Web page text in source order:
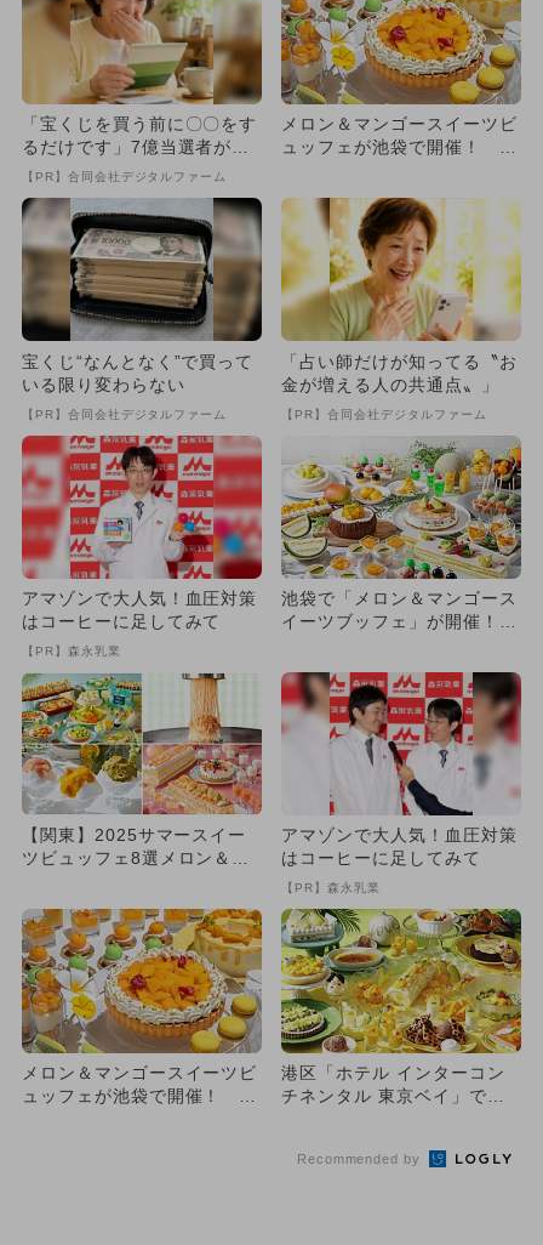
「宝くじを買う前に〇〇をす
るだけです」7億当選者が続
出
【PR】合同会社デジタルファーム
メロン＆マンゴースイーツビ
ュッフェが池袋で開催！ 夏
宝くじ“なんとなく”で買って
いる限り変わらない
【PR】合同会社デジタルファーム
「占い師だけが知ってる〝お
金が増える人の共通点〟」
【PR】合同会社デジタルファーム
アマゾンで大人気！血圧対策
はコーヒーに足してみて
【PR】森永乳業
池袋で「メロン＆マンゴース
イーツブッフェ」が開催！
【関東】2025サマースイー
ツビュッフェ8選メロン＆マ
アマゾンで大人気！血圧対策
はコーヒーに足してみて
【PR】森永乳業
メロン＆マンゴースイーツビ
ュッフェが池袋で開催！ 夏
港区「ホテル インターコン
チネンタル 東京ベイ」でメ
Recommended by